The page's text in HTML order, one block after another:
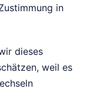
in
dieses
weil es